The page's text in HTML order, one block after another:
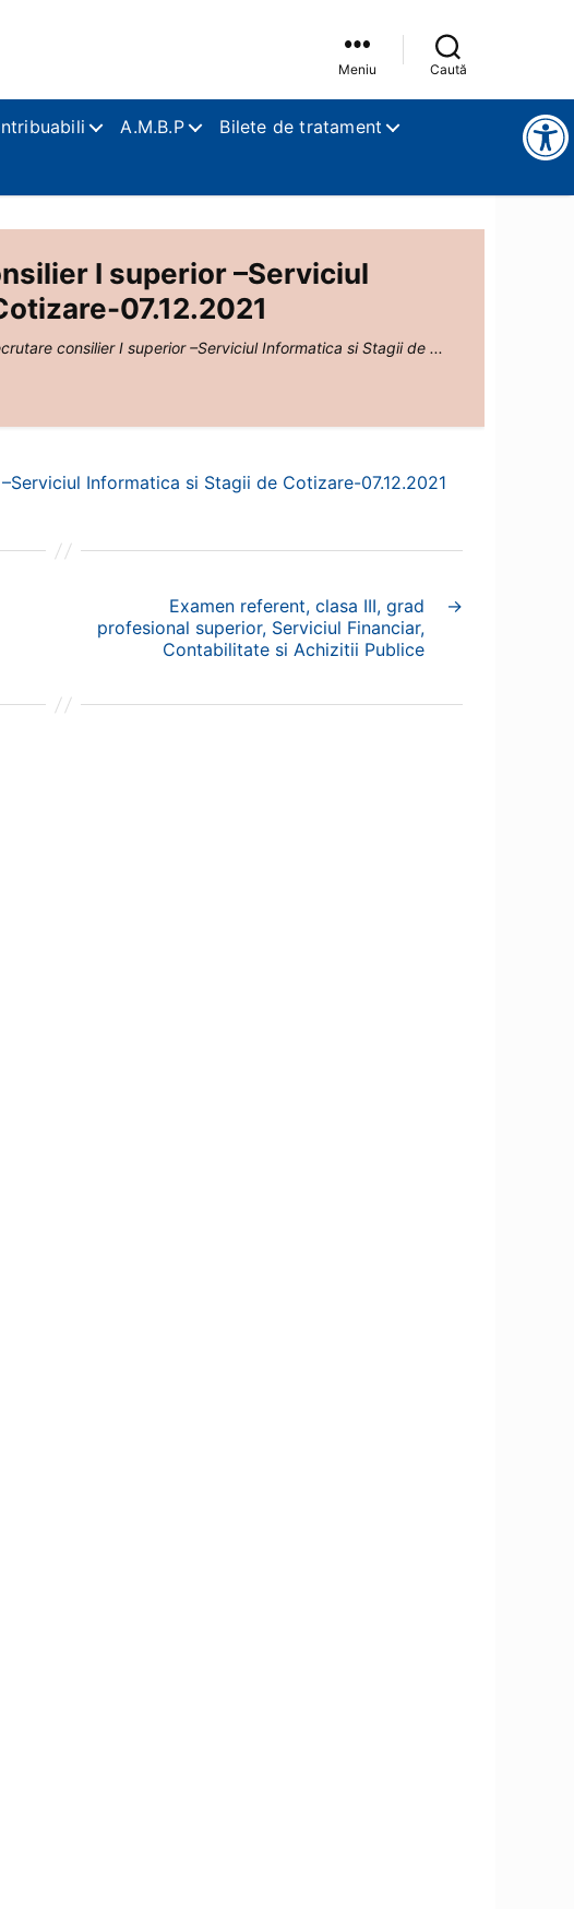
Meniu Caută
A.M.B.P
Bilete de tratament
Instrumente pentru accesibilitate
I superior –Serviciul
07.12.2021
consilier I superior –Serviciul Informatica si Stagii de ...
Informatica si Stagii de Cotizare-07.12.2021
→
Examen referent, clasa III, grad
profesional superior, Serviciul Financiar,
Contabilitate si Achizitii Publice